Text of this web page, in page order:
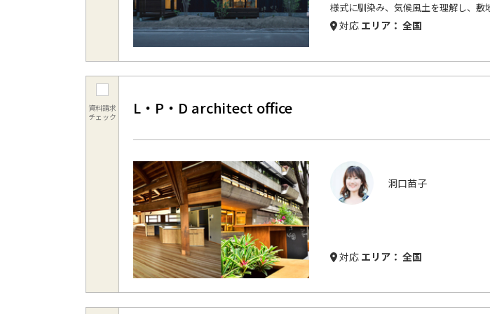
様式に馴染み、気候風土を理解し、敷
が大切です。 ゆっくりと希望をお聞き
のゆくまで検討を続けています。
対応 エリア： 全国
資料請求
チェック
L・P・D architect office
洞口苗子
対応 エリア： 全国